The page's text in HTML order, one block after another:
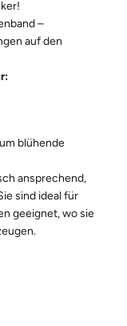
–
auf den
blühende
ansprechend,
sind ideal für
geeignet, wo sie